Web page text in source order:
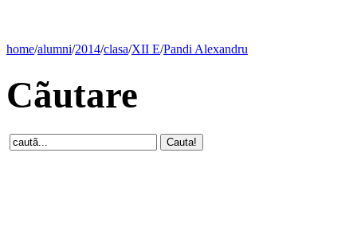
home/alumni/2014/clasa/XII E/Pandi Alexandru
Cãutare